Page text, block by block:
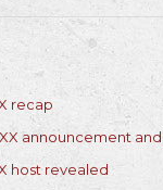
recap
announcement
host revealed